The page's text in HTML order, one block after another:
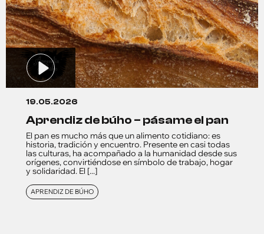
19.05.2026
aprendiz de búho – pásame el pan
El pan es mucho más que un alimento cotidiano: es
historia, tradición y encuentro. Presente en casi todas
las culturas, ha acompañado a la humanidad desde sus
orígenes, convirtiéndose en símbolo de trabajo, hogar
y solidaridad. El [...]
APRENDIZ DE BÚHO